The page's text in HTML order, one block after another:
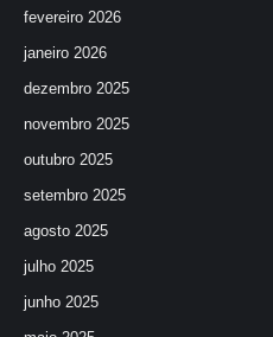
fevereiro 2026
janeiro 2026
dezembro 2025
novembro 2025
outubro 2025
setembro 2025
agosto 2025
julho 2025
junho 2025